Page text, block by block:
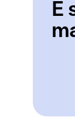
E